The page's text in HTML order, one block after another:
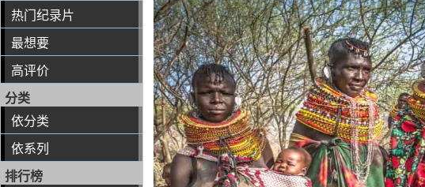
热门纪录片
最想要
高评价
分类
依分类
依系列
排行榜